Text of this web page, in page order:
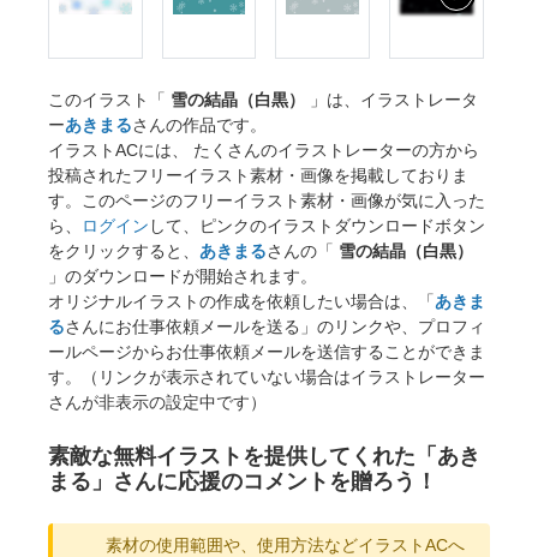
このイラスト「 雪の結晶（白黒）
」は、イラストレータ
ーあきまるさんの作品です。
イラストACには、 たくさんのイラストレーターの方から
投稿されたフリーイラスト素材・画像を掲載しておりま
す。このページのフリーイラスト素材・画像が気に入った
ら、
ログイン して、ピンクのイラストダウンロードボタン
をクリックすると、 あきまるさんの「 雪の結晶（白黒）
」のダウンロードが開始されます。
オリジナルイラストの作成を依頼したい場合は、「あきま
るさんにお仕事依頼メールを送る」のリンクや、プロフィ
ールページからお仕事依頼メールを送信することができま
す。（リンクが表示されていない場合はイラストレーター
さんが非表示の設定中です）
素敵な無料イラストを提供してくれた「あき
まる」さんに応援のコメントを贈ろう！
素材の使用範囲や、使用方法などイラストACへ